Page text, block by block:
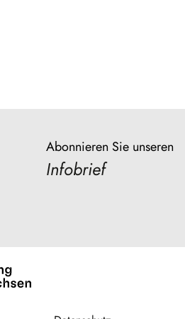
Abonnieren Sie unseren
Infobrief